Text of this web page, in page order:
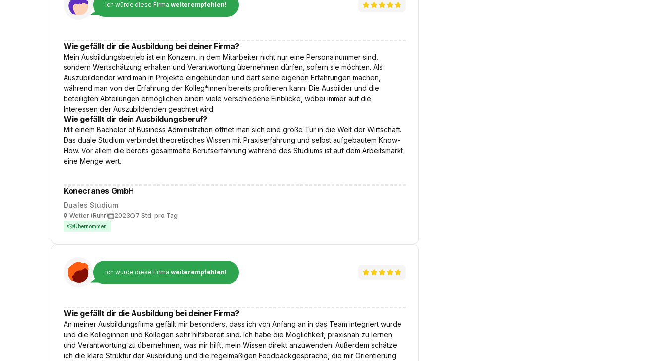
Ich würde diese Firma weiterempfehlen!
Wie gefällt dir die Ausbildung bei deiner Firma?
Mein Ausbildungsbetrieb ist ein Konzern, in dem Mitarbeiter nicht nur eine Personalnummer sind,
sondern Wertschätzung erhalten und Verantwortung übernehmen dürfen, sofern sie möchten. Als
Auszubildender wird man in Projekte eingebunden und darf seine eigenen Erfahrungen machen,
während man von der Erfahrung der Kolleg*innen bereits profitieren kann. Die Ausbilder und die
beteiligten Abteilungen ermöglichen einem viele verschiedene Einblicke, wobei immer auf die
Interessen der Auszubildenden geachtet wird.
Wie gefällt dir dein Ausbildungsberuf?
Mit einem Bachelor of Business Administration öffnet man sich eine große Tür in die Welt der Wirtschaft.
Das duale Studium verbindet theoretisches Wissen mit Praxiserfahrung und selbst aufgebautem Know-
How. Vor allem die bereits gesammelte Berufserfahrung während des Studiums ist auf dem Arbeitsmarkt
eine Menge wert.
Konecranes GmbH
Duales Studium
OrtWetter (Ruhr)Ausbildungsbeginn
2023Arbeitszeit
7 Std. pro Tag
Übernommen
Ich würde diese Firma weiterempfehlen!
Wie gefällt dir die Ausbildung bei deiner Firma?
An meiner Ausbildungsfirma gefällt mir besonders, dass ich von Anfang an in das Team integriert wurde
und die Kolleginnen und Kollegen sehr hilfsbereit sind. Ich habe die Möglichkeit, praxisnah zu lernen
und Verantwortung zu übernehmen, was mir hilft, mein Wissen direkt anzuwenden. Außerdem schätze
ich die klare Struktur der Ausbildung und die regelmäßigen Feedbackgespräche, die mir Orientierung